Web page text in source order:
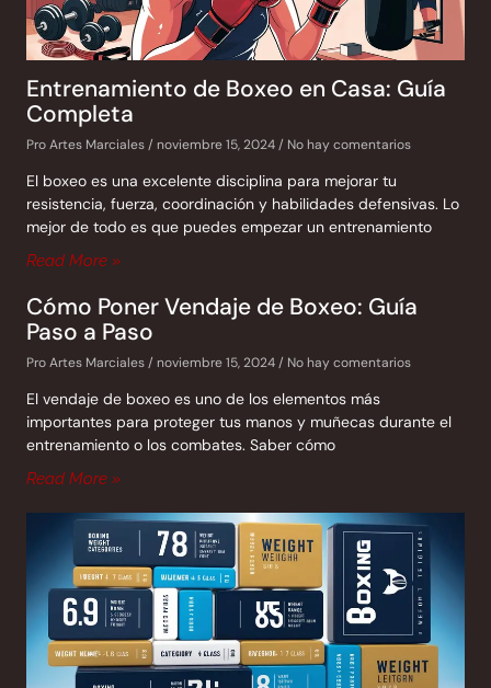
Entrenamiento de Boxeo en Casa: Guía
Completa
Pro Artes Marciales noviembre 15, 2024 No hay comentarios
El boxeo es una excelente disciplina para mejorar tu
resistencia, fuerza, coordinación y habilidades defensivas. Lo
mejor de todo es que puedes empezar un entrenamiento
Read More »
Cómo Poner Vendaje de Boxeo: Guía
Paso a Paso
Pro Artes Marciales noviembre 15, 2024 No hay comentarios
El vendaje de boxeo es uno de los elementos más
importantes para proteger tus manos y muñecas durante el
entrenamiento o los combates. Saber cómo
Read More »